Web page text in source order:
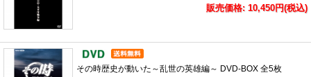
販売価格: 10,450円(税込)
その時歴史が動いた～乱世の英雄編～ DVD-BOX 全5枚